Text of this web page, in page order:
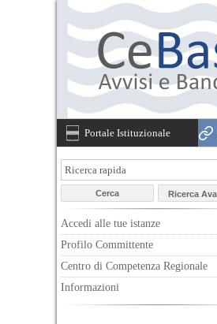
Portale Istituzionale
Accedi alle tue istanze
Profilo Committente
Centro di Competenza Regionale
Informazioni